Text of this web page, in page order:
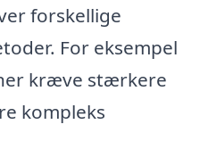
forskellige
For eksempel
kræve stærkere
kompleks